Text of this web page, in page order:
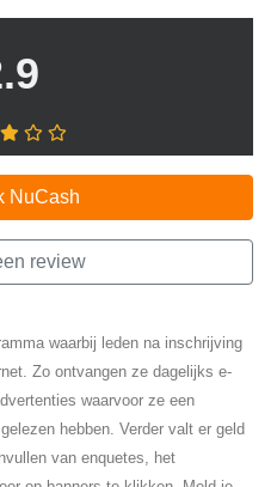
NuCash
review
waarbij leden na inschrijving
Zo ontvangen ze dagelijks e-
waarvoor ze een
hebben. Verder valt er geld
van enquetes, het